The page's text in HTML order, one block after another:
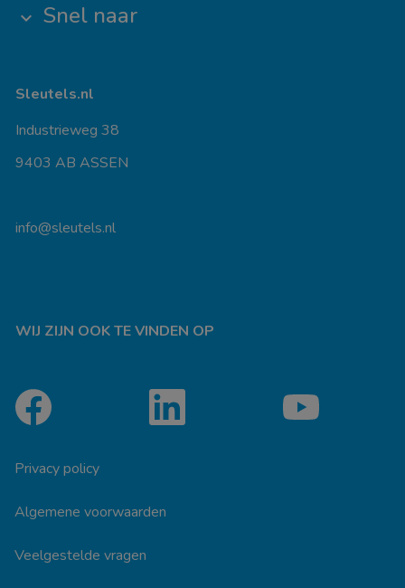
keyboard_arrow_down Snel naar
Sleutels.nl
Industrieweg 38
9403 AB ASSEN
info@sleutels.nl
WIJ ZIJN OOK TE VINDEN OP
Privacy policy
Algemene voorwaarden
Veelgestelde vragen